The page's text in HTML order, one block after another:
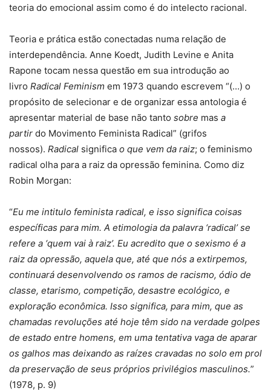
teoria do emocional assim como é do intelecto racional.
Teoria e prática estão conectadas numa relação de
interdependência. Anne Koedt, Judith Levine e Anita
Rapone tocam nessa questão em sua introdução ao
livro Radical Feminism em 1973 quando escrevem “(…) o
propósito de selecionar e de organizar essa antologia é
apresentar material de base não tanto sobre mas a
partir do Movimento Feminista Radical” (grifos
nossos). Radical significa o que vem da raiz; o feminismo
radical olha para a raiz da opressão feminina. Como diz
Robin Morgan:
“Eu me intitulo feminista radical, e isso significa coisas
específicas para mim. A etimologia da palavra ‘radical’ se
refere a ‘quem vai à raiz’. Eu acredito que o sexismo é a
raiz da opressão, aquela que, até que nós a extirpemos,
continuará desenvolvendo os ramos de racismo, ódio de
classe, etarismo, competição, desastre ecológico, e
exploração econômica. Isso significa, para mim, que as
chamadas revoluções até hoje têm sido na verdade golpes
de estado entre homens, em uma tentativa vaga de aparar
os galhos mas deixando as raízes cravadas no solo em prol
da preservação de seus próprios privilégios masculinos.”
(1978, p. 9)